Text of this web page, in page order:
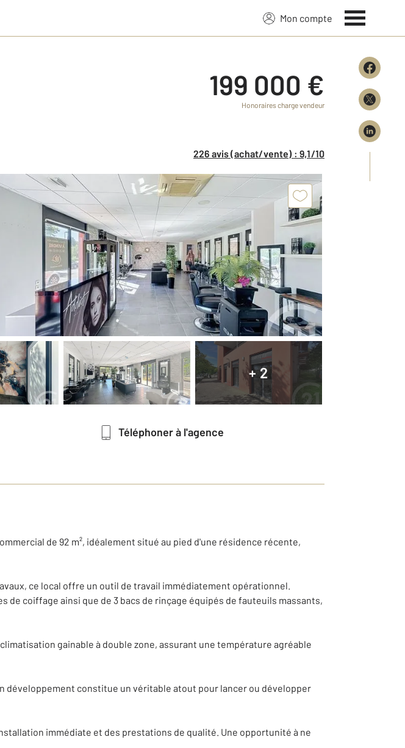
Mon compte
199 000 €
Honoraires charge vendeur
226 avis (achat/vente) : 9,1/10
+ 2
Téléphoner à l'agence
de 92 m², idéalement situé au pied d'une résidence récente,
ce local offre un outil de travail immédiatement opérationnel.
coiffage ainsi que de 3 bacs de rinçage équipés de fauteuils massants,
gainable à double zone, assurant une température agréable
constitue un véritable atout pour lancer ou développer
immédiate et des prestations de qualité. Une opportunité à ne